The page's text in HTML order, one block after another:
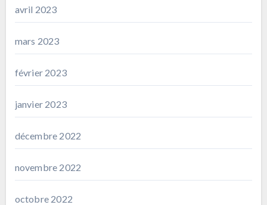
avril 2023
mars 2023
février 2023
janvier 2023
décembre 2022
novembre 2022
octobre 2022